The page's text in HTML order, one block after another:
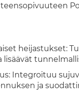
heijastukset:
lisäävät
Integroituu
ja